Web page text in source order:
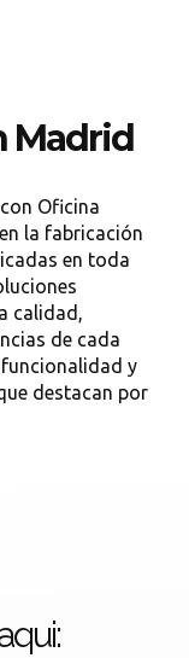
Madrid
Oficina
la fabricación
en toda
calidad,
de cada
y
destacan por